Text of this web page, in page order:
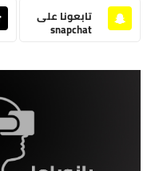
تابعونا على
snapchat